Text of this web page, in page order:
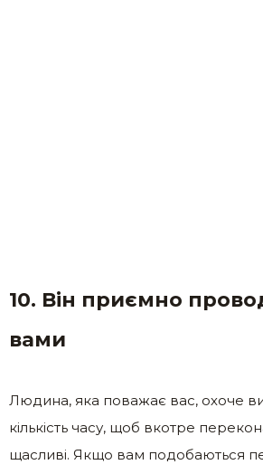
10. Він приємно
вами
Людина, яка поважає вас, охоче
кількість часу, щоб вкотре
щасливі. Якщо вам подобаються